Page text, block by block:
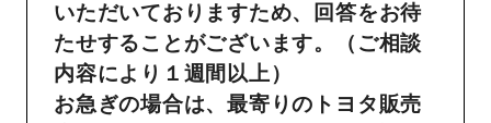
いただいておりますため、回答をお待
たせすることがございます。（ご相談
内容により１週間以上）
お急ぎの場合は、最寄りのトヨタ販売